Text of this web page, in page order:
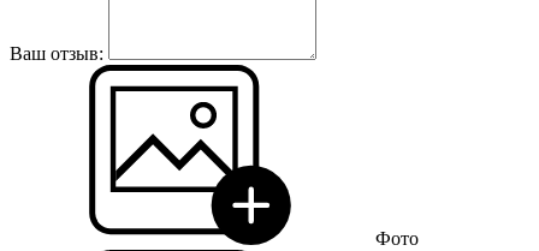
Ваш отзыв:
Фото